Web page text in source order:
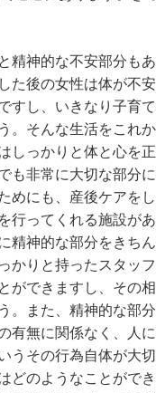
精神的な不安部分もあ
た後の女性は体が不安
すし、いきなり子育て
。そんな生活をこれか
しっかりと体と心を正
も非常に大切な部分に
めにも、産後ケアをし
行ってくれる施設があ
精神的な部分をきちん
かりと持ったスタッフ
ができますし、その相
。また、精神的な部分
有無に関係なく、人に
うその行為自体が大切
どのようなことができ